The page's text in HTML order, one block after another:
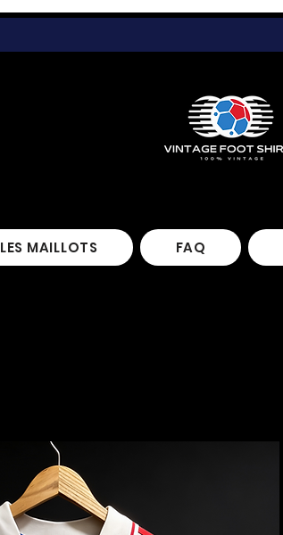
LES MAILLOTS FAQ